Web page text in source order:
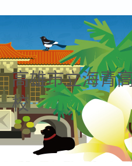
高雄市立海青
校